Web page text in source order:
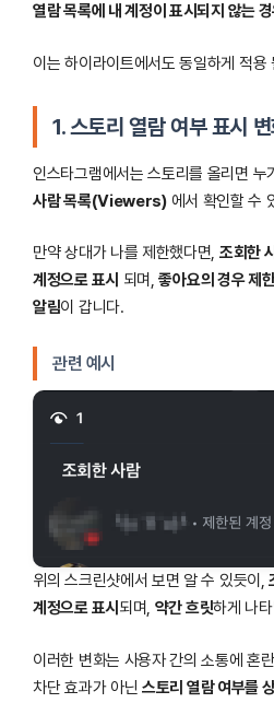
열람 목록에 내 계정이 표시되지 않는
이는 하이라이트에서도 동일하게 적용
1. 스토리 열람 여부 표시
인스타그램에서는 스토리를 올리면 누
사람 목록(Viewers)에서 확인할 수
만약 상대가 나를 제한했다면, 조회한
계정으로 표시 되며,좋아요의 경우 제
알림이 갑니다.
관련 예시
위의 스크린샷에서 보면 알 수 있듯이,
계정으로 표시 되며, 약간 흐릿하게 나
이러한 변화는 사용자 간의 소통에 혼
차단 효과가 아닌 스토리 열람 여부를